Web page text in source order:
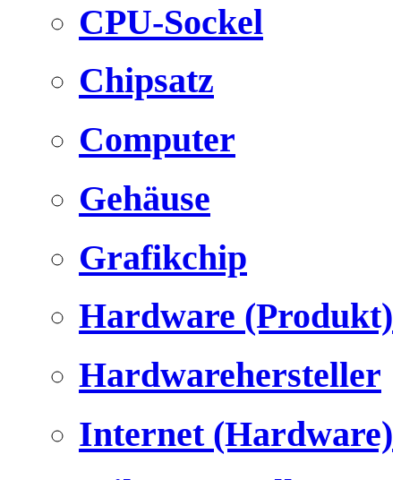
CPU-Sockel
Chipsatz
Computer
Gehäuse
Grafikchip
Hardware (Produkt)
Hardwarehersteller
Internet (Hardware)